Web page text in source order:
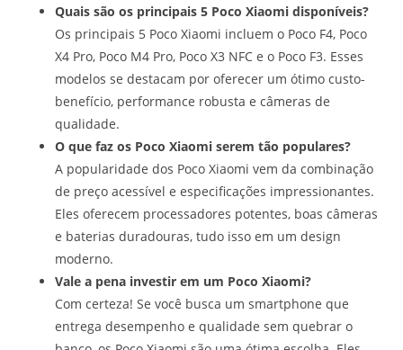
Quais são os principais 5 Poco Xiaomi disponíveis?
Os principais 5 Poco Xiaomi incluem o Poco F4, Poco
X4 Pro, Poco M4 Pro, Poco X3 NFC e o Poco F3. Esses
modelos se destacam por oferecer um ótimo custo-
benefício, performance robusta e câmeras de
qualidade.
O que faz os Poco Xiaomi serem tão populares?
A popularidade dos Poco Xiaomi vem da combinação
de preço acessível e especificações impressionantes.
Eles oferecem processadores potentes, boas câmeras
e baterias duradouras, tudo isso em um design
moderno.
Vale a pena investir em um Poco Xiaomi?
Com certeza! Se você busca um smartphone que
entrega desempenho e qualidade sem quebrar o